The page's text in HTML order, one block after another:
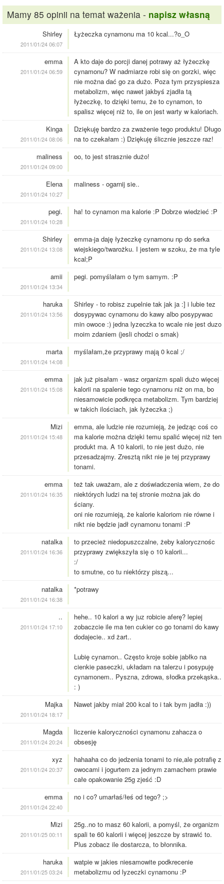
Mamy 85 opinii na temat ważenia - napisz własną
Shirley
2011/01/24 06:07
Łyżeczka cynamonu ma 10 kcal...?o_O
emma
2011/01/24 06:59
A kto daje do porcji danej potrawy aż łyżeczkę
cynamonu? W nadmiarze robi się on gorzki, więc
nie można dać go za dużo. Poza tym przyspiesza
metabolizm, więc nawet jakbyś zjadła tą
łyżeczkę, to dzięki temu, że to cynamon, to
spalisz więcej niż to, ile on jest warty w kaloriach.
Kinga
2011/01/24 08:06
Dziękuję bardzo za zważenie tego produktu! Długo
na to czekałam :) Dziękuję ślicznie jeszcze raz!
maliness
2011/01/24 09:00
oo, to jest strasznie dużo!
Elena
2011/01/24 10:27
maliness - ogarnij sie..
pegi.
2011/01/24 10:28
ha! to cynamon ma kalorie :P Dobrze wiedzieć :P
Shirley
2011/01/24 13:08
emma-ja daję łyżeczkę cynamonu np do serka
wiejskiego/twarożku. I jestem w szoku, że ma tyle
kcal;P
amii
2011/01/24 13:34
pegi. pomyślałam o tym samym. :P
haruka
2011/01/24 13:56
Shirley - to robisz zupelnie tak jak ja :] i lubie tez
dosypywac cynamonu do kawy albo posypywac
min owoce :) jedna lyzeczka to wcale nie jest duzo
moim zdaniem (jesli chodzi o smak)
marta
2011/01/24 14:08
myślałam,że przyprawy mają 0 kcal ;/
emma
2011/01/24 15:08
jak już pisałam - wasz organizm spali dużo więcej
kalorii na spalenie tego cynamonu niż on ma, bo
niesamowicie podkręca metabolizm. Tym bardziej
w takich ilościach, jak łyżeczka ;)
Mizi
2011/01/24 15:48
emma, ale ludzie nie rozumieją, że jedząc coś co
ma kalorie można dzięki temu spalić więcej niż ten
produkt ma. A 10 kalorii, to nie jest dużo, nie
przesadzajmy. Zresztą nikt nie je tej przyprawy
tonami.
emma
2011/01/24 16:35
też tak uważam, ale z doświadczenia wiem, że do
niektórych ludzi na tej stronie można jak do
ściany.
oni nie rozumieją, że kalorie kaloriom nie równe i
nikt nie będzie jadł cynamonu tonami :P
natalka
2011/01/24 16:36
to przecież niedopuszczalne, żeby kalorycznośc
przyprawy zwiększyła się o 10 kalorii...
:/
to smutne, co tu niektórzy piszą...
natalka
2011/01/24 16:38
*potrawy
..
2011/01/24 17:10
hehe.. 10 kalori a wy juz robicie aferę? lepiej
zobaczcie ile ma ten cukier co go tonami do kawy
dodajecie.. xd żart..
Lubię cynamon.. Często kroje sobie jabłko na
cienkie paseczki, układam na talerzu i posypuję
cynamonem.. Pyszna, zdrowa, słodka przekąska..
: )
Majka
2011/01/24 18:17
Nawet jakby miał 200 kcal to i tak bym jadła :))
Magda
2011/01/24 20:24
liczenie kaloryczności cynamonu zahacza o
obsesję
xyz
2011/01/24 20:37
hahaaha co do jedzenia tonami to nie,ale potrafię z
owocami i jogurtem za jednym zamachem prawie
całe opakowanie 25g zjeść :D
emma
2011/01/24 22:40
no i co? umarłaś/łeś od tego? ;>
Mizi
2011/01/25 00:11
25g..no to masz 60 kalorii, a pomyśl, że organizm
spali te 60 kalorii i więcej jeszcze by strawić to.
Plus zobacz ile dostarcza, to błonnika.
haruka
2011/01/25 03:24
watpie w jakies niesamowite podkrecenie
metabolizmu od lyzeczki cynamonu :P